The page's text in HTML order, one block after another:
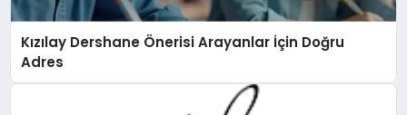
Kızılay Dershane Önerisi Arayanlar İçin Doğru
Adres